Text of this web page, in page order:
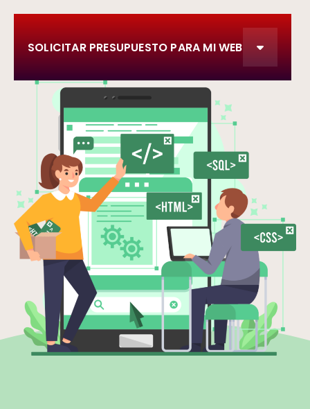
SOLICITAR PRESUPUESTO PARA MI WEB